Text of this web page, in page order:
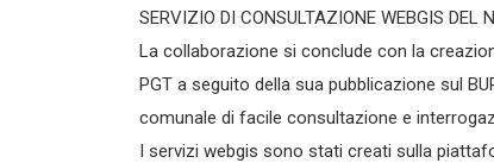
SERVIZIO DI CONSULTAZIONE WEBGIS DEL
La collaborazione si conclude con la
PGT a seguito della sua pubblicazione sul
comunale di facile consultazione e
I servizi webgis sono stati creati sulla